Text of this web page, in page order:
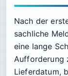
Nach der
sachliche
eine lange
Aufforderung
Lieferdatum,